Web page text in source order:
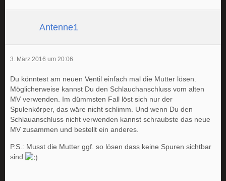
Antenne1
3. März 2016 um 20:06
Du könntest am neuen Ventil einfach mal die Mutter lösen.
Möglicherweise kannst Du den Schlauchanschluss vom alten
MV verwenden. Im dümmsten Fall löst sich nur der
Spulenkörper, das wäre nicht schlimm. Und wenn Du den
Schlauanschluss nicht verwenden kannst schraubste das neue
MV zusammen und bestellt ein anderes.
P.S.: Musst die Mutter ggf. so lösen dass keine Spuren sichtbar
sind